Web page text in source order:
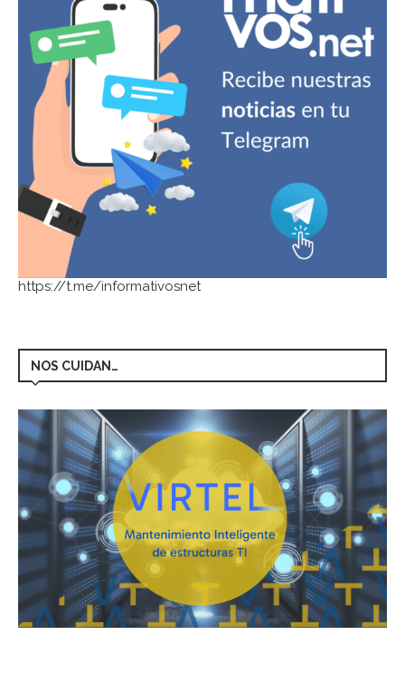
https://t.me/informativosnet
NOS CUIDAN…